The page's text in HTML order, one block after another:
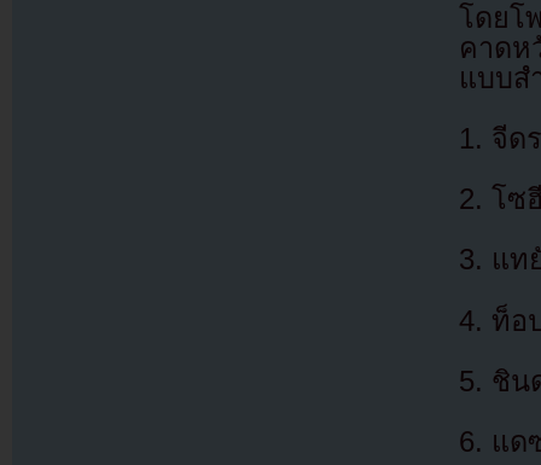
โดยโ
คาดห
แบบส
1. จีด
2. โซ
3. แท
4. ท็อ
5. ชิน
6. แด